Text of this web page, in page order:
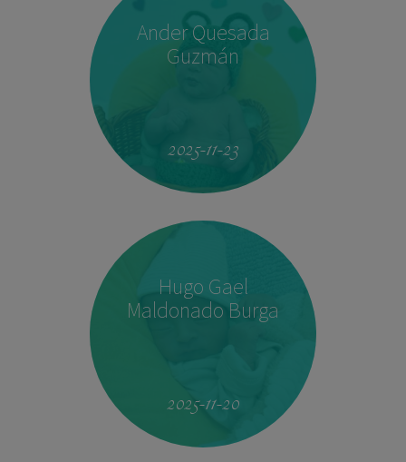
Ander Quesada
Guzmán
2025-11-23
Hugo Gael
Maldonado Burga
2025-11-20